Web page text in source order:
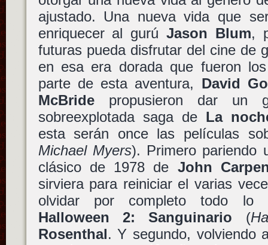
ajustado. Una nueva vida que
enriquecer al gurúJason Blum,
futuras pueda disfrutar del cine de
en esa era dorada que fueron
parte de esta aventura, David
McBridepropusieron dar un
sobreexplotada saga de La
esta serán once las películas
Michael Myers). Primero pariendo
clásico de 1978 de John
sirviera para reiniciar el varias
olvidar por completo todo lo
Halloween 2: Sanguinario (
Rosenthal. Y segundo, volviendo